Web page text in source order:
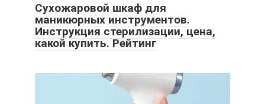
Сухожаровой шкаф для
маникюрных инструментов.
Инструкция стерилизации, цена,
какой купить. Рейтинг